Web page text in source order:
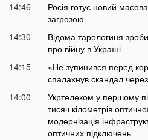
14:46
Росія готує новий
загрозою
14:30
Відома тарологиня
про війну в Україні
14:15
«Не зупинився перед
спалахнув скандал
14:00
Укртелеком у першому
тисяч кілометрів
модернізація
оптичних підключень